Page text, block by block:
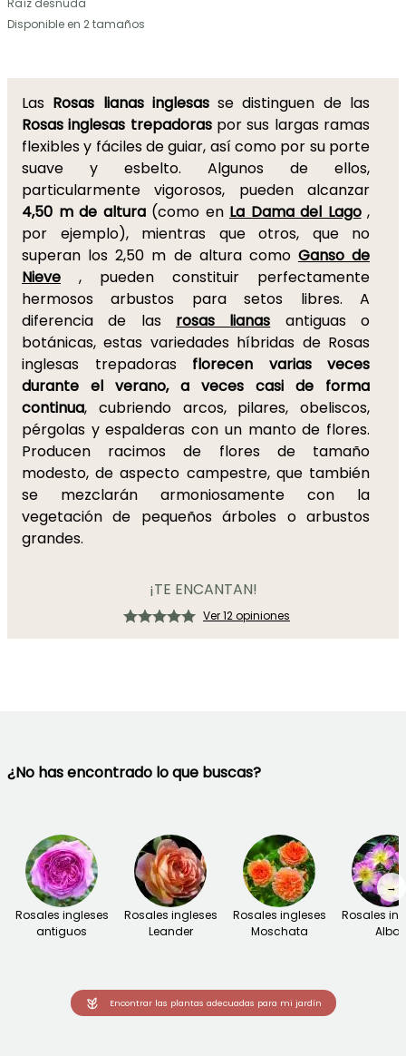
Raíz desnuda
Disponible en 2 tamaños
Las Rosas lianas inglesasse distinguen de las
Rosas inglesas trepadoraspor sus largas ramas
flexibles y fáciles de guiar, así como por su porte
suave y esbelto. Algunos de ellos,
particularmente vigorosos, pueden alcanzar
4,50 m de altura(como en La Dama del Lago ,
por ejemplo), mientras que otros, que no
superan los 2,50 m de altura como Ganso de
Nieve
, pueden constituir perfectamente
hermosos arbustos para setos libres. A
diferencia de las rosas lianas antiguas o
botánicas, estas variedades híbridas de Rosas
inglesas trepadorasflorecen varias veces
durante el verano, a veces casi de forma
continua, cubriendo arcos, pilares, obeliscos,
pérgolas y espalderas con un manto de flores.
Producen racimos de flores de tamaño
modesto, de aspecto campestre, que también
se mezclarán armoniosamente con la
vegetación de pequeños árboles o arbustos
grandes.
¡TE ENCANTAN!
Ver 12 opiniones
¿No has encontrado lo que buscas?
Rosales ingleses
antiguos
Rosales ingleses
Leander
Rosales ingleses
Moschata
Rosales
Alba
→
Encontrar las plantas adecuadas para mi jardín